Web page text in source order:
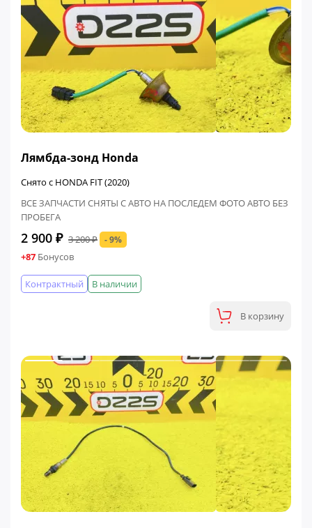
Лямбда-зонд Honda
Снято с HONDA FIT (2020)
ВСЕ ЗАПЧАСТИ СНЯТЫ С АВТО НА ПОСЛЕДЕМ ФОТО АВТО БЕЗ
ПРОБЕГА
2 900 ₽ 3 200 ₽ - 9%
+87 Бонусов
В наличии
Контрактный
В корзину